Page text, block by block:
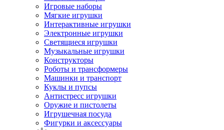
Игровые наборы
Мягкие игрушки
Интерактивные игрушки
Электронные игрушки
Светящиеся игрушки
Музыкальные игрушки
Конструкторы
Роботы и трансформеры
Машинки и транспорт
Куклы и пупсы
Антистресс игрушки
Оружие и пистолеты
Игрушечная посуда
Фигурки и аксессуары